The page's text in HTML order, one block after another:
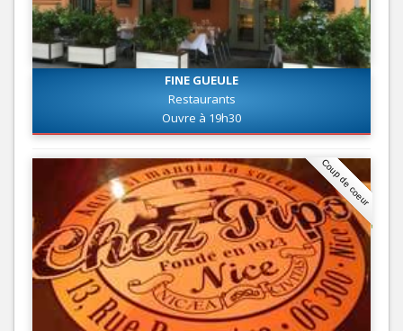
FINE GUEULE
Restaurants
Ouvre à 19h30
Coup de coeur